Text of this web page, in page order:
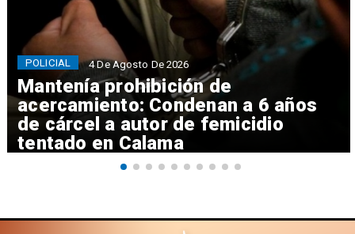
Mantenía prohibición de
acercamiento: Condenan a 6 años
de cárcel a autor de femicidio
tentado en Calama
POLICIAL 4 De Agosto De 2026